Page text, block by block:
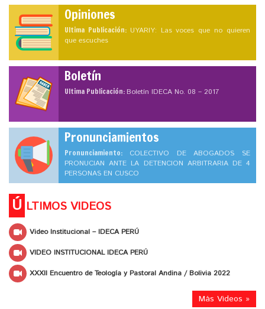
Opiniones
Ultima Publicación: UYARIY: Las voces que no quieren
que escuches
Boletín
Ultima Publicación:Boletín IDECA No. 08 – 2017
Pronunciamientos
Pronunciamiento: COLECTIVO DE ABOGADOS SE
PRONUCIAN ANTE LA DETENCION ARBITRARIA DE 4
PERSONAS EN CUSCO
Ú LTIMOS VIDEOS
Video Institucional – IDECA PERÚ
VIDEO INSTITUCIONAL IDECA PERÚ
XXXII Encuentro de Teología y Pastoral Andina / Bolivia 2022
Más Videos »